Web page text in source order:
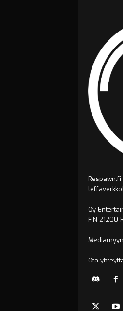
Oy
FIN-21200
Ota